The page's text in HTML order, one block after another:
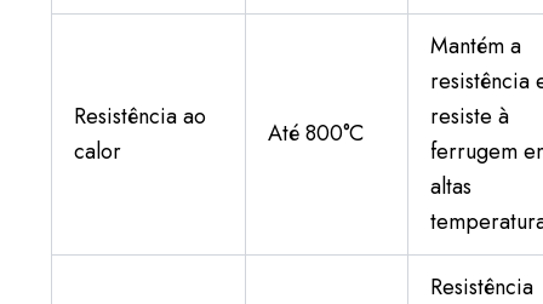
Resistência ao
calor
Até 800°C
Mantém a
resistência
resiste à
ferrugem
altas
Resistência